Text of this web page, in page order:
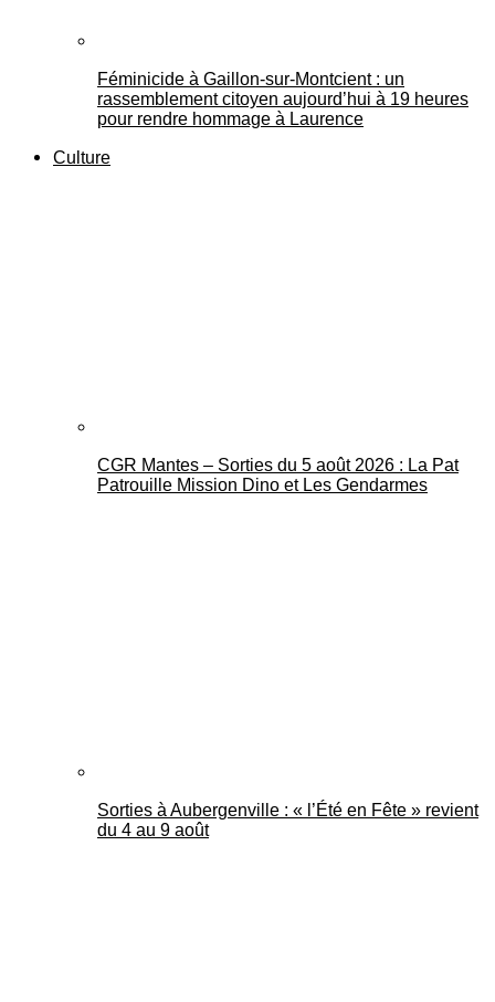
Féminicide à Gaillon‑sur‑Montcient : un
rassemblement citoyen aujourd’hui à 19 heures
pour rendre hommage à Laurence
Culture
CGR Mantes – Sorties du 5 août 2026 : La Pat
Patrouille Mission Dino et Les Gendarmes
Sorties à Aubergenville : « l’Été en Fête » revient
du 4 au 9 août